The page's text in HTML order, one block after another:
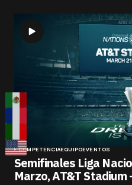
COMPETENCIAEQUIPOEVENTOS
Semifinales Liga
Marzo, AT&T Stadium